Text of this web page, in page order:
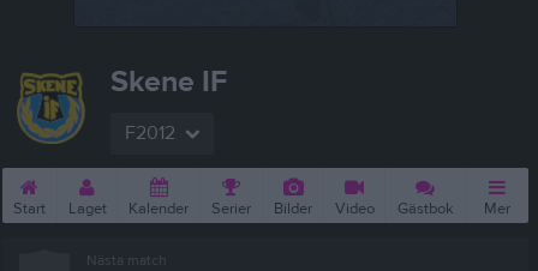
Skene IF
F2012
Start Laget Kalender Serier Bilder Video Gästbok Mer
Nästa match